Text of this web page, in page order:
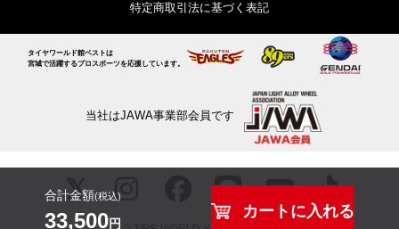
合計金額(税込)
33,500円
カートに入れる
特定商取引法に基づく表記
タイヤワールド館ベストは
宮城で活躍するプロスポーツを応援しています。
当社はJAWA事業部会員です